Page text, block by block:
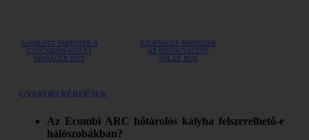
AJÁNLOTT TARTOZÉK A
CSÚCSIDŐN KÍVÜLI
MANAGER BOX
SZÜKSÉGES TARTOZÉK
AZ ÖNFOGYASZTÓ
SOLAR BOX
GYAKORI KÉRDÉSEK
Az Ecombi ARC hőtárolós kályha felszerelhető-e
hálószobákban?